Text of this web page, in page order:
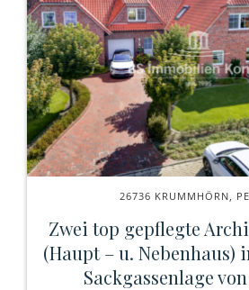
26736 KRUMMHÖRN,
Zwei top gepflegte
(Haupt – u. Nebenhaus)
Sackgassenlage